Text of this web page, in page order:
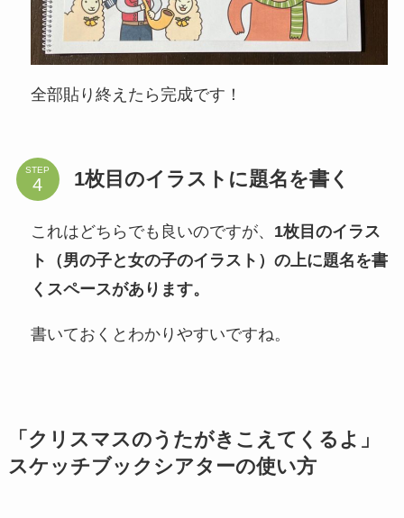
全部貼り終えたら完成です！
STEP 1枚目のイラストに題名を書く
これはどちらでも良いのですが、 1枚目のイラス
ト（男の子と女の子のイラスト）の上に題名を書
くスペースがあります。
書いておくとわかりやすいですね。
「クリスマスのうたがきこえてくるよ」
スケッチブックシアターの使い方